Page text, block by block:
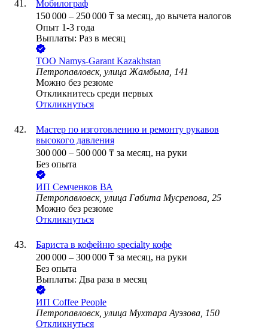
Мобилограф
150 000 – 250 000 ₸ за месяц, до вычета налогов
Опыт 1-3 года
Выплаты: Раз в месяц
ТОО Namys-Garant Kazakhstan
Петропавловск, улица Жамбыла, 141
Можно без резюме
Откликнитесь среди первых
Откликнуться
Мастер по изготовлению и ремонту рукавов
высокого давления
300 000 – 500 000 ₸ за месяц, на руки
Без опыта
ИП Семченков ВА
Петропавловск, улица Габита Мусрепова, 25
Можно без резюме
Откликнуться
Бариста в кофейню specialty кофе
200 000 – 300 000 ₸ за месяц, на руки
Без опыта
Выплаты: Два раза в месяц
ИП Coffee People
Петропавловск, улица Мухтара Ауэзова, 150
Откликнуться